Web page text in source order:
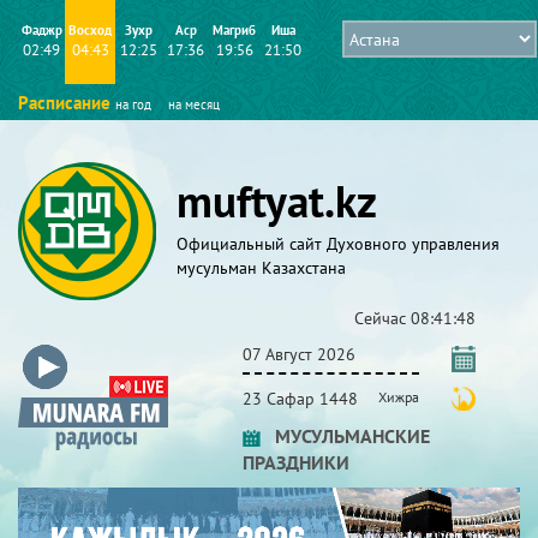
Фаджр
02:49
Восход
04:43
Зухр
12:25
Аср
17:36
Магриб
19:56
Иша
21:50
Расписание на год на месяц
muftyat.kz
Официальный сайт Духовного управления
мусульман Казахстана
Сейчас 08:41:50
07 Август 2026
23 Сафар 1448 Хижра
МУСУЛЬМАНСКИЕ
ПРАЗДНИКИ